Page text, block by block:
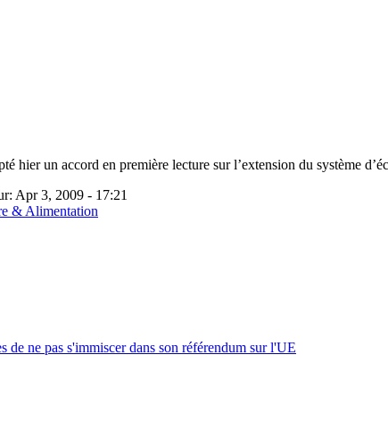
hier un accord en première lecture sur l’extension du système
Apr 3, 2009 - 17:21
& Alimentation
ne pas s'immiscer dans son référendum sur l'UE